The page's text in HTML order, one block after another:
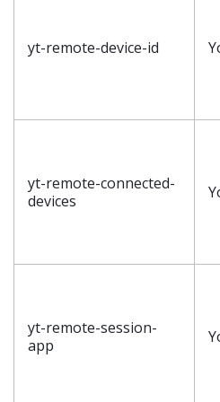
yt-remote-device-id
yt-remote-connected-
devices
yt-remote-session-
app